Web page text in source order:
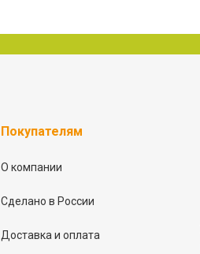
Покупателям
О компании
Сделано в России
Доставка и оплата